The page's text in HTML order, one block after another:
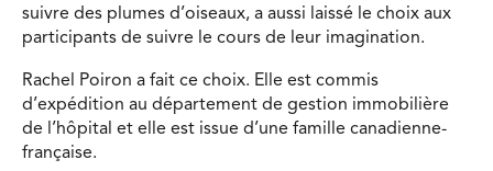
suivre des plumes d’oiseaux, a aussi laissé le choix aux
participants de suivre le cours de leur imagination.
Rachel Poiron a fait ce choix. Elle est commis
d’expédition au département de gestion immobilière
de l’hôpital et elle est issue d’une famille canadienne-
française.